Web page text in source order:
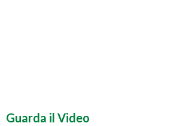
Guarda il Video